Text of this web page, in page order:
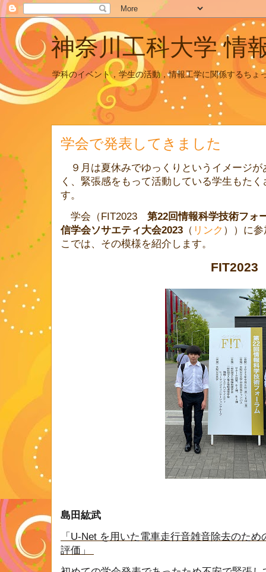
神奈川工科大学 情
学科のイベント，学生の活動，情報工学に関係するちょ
学会で発表してきました
９月は夏休みでゆっくりというイメージが
く、緊張感をもって活動している学生もた
す。
学会（FIT2023 第22回情報科学技術フォ
信学会ソサエティ大会2023 （ リンク ））に
こでは、その模様を紹介します。
FIT2023
島田紘武
「 U-Net を用いた電車走行音雑音除去のた
評価」